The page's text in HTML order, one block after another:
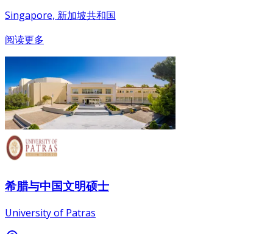
Singapore, 新加坡共和国
阅读更多
希腊与中国文明硕士
University of Patras